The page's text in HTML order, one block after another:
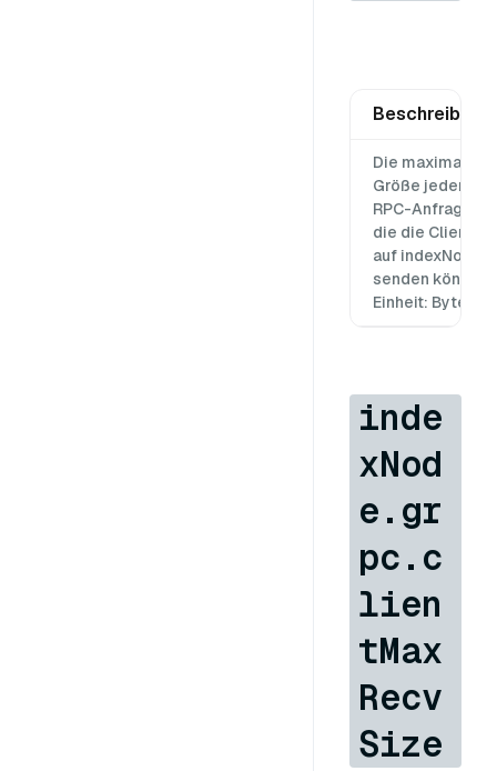
Beschreibung
Die maximale
Größe jeder
RPC-Anfrage,
die die Clients
auf indexNode
senden können,
Einheit: Byte
inde
xNod
e.gr
pc.c
lien
tMax
Recv
Size